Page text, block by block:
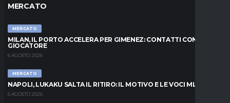
MERCATO
MERCATO
MILAN, IL PORTO ACCELERA PER GIMENEZ: CONTATTI CON IL
GIOCATORE
6 AGOSTO 2026
MERCATO
NAPOLI, LUKAKU SALTA IL RITIRO: IL MOTIVO E LE VOCI MLS
6 AGOSTO 2026